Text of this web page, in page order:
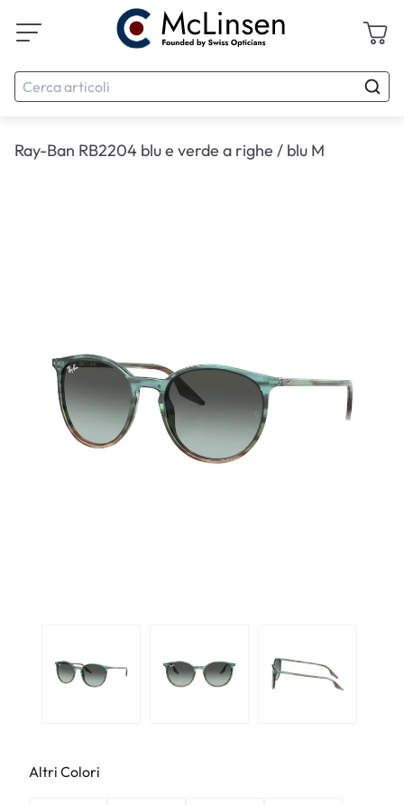
Ray-Ban RB2204 blu e verde a righe / blu M
Altri Colori